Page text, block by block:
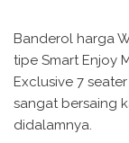
Banderol harga
tipe Smart Enjoy
Exclusive 7
sangat bersaing
didalamnya.